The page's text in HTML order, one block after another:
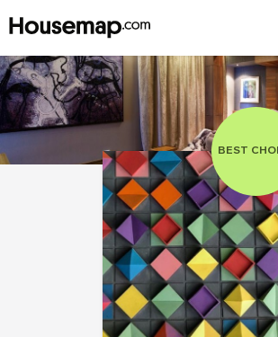
BEST
Tu opinión (opcional)
Tu Nombre
Únete al
Tu nombre (requerido)
Correo Electrónico (requerido)
Nombre del negocio (requerido)